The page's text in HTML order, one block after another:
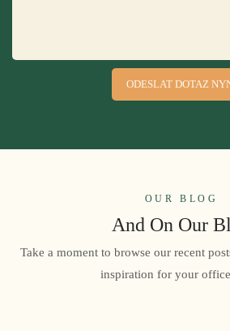
ODESLAT DOTAZ
OUR BLOG
And On Our
Take a moment to browse our recent
inspiration for your